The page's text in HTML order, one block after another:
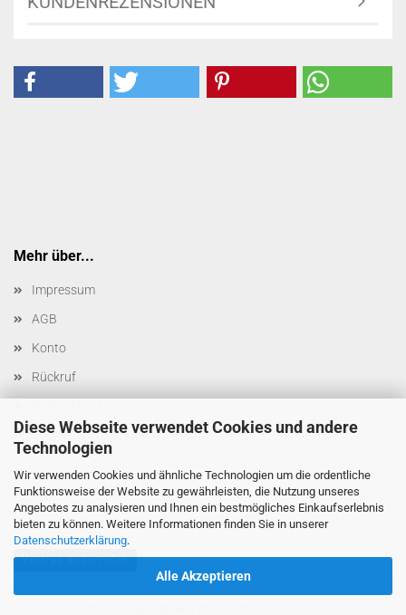
Diese Webseite verwendet Cookies und andere
Technologien
Wir verwenden Cookies und ähnliche Technologien um die ordentliche
Funktionsweise der Website zu gewährleisten, die Nutzung unseres
Angebotes zu analysieren und Ihnen ein bestmögliches Einkaufserlebnis
bieten zu können. Weitere Informationen finden Sie in unserer
Datenschutzerklärung.
Alle Akzeptieren
Mehr über...
Impressum
AGB
Konto
Rückruf
Cookie Einstellungen
Vertrag widerrufen